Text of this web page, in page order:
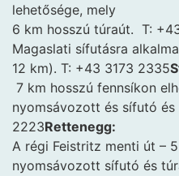
lehetősége, mely
6 km hosszú túraút. T:
Magaslati sífutásra
12 km). T: +43 3173 2335
7 km hosszú fennsíkon
nyomsávozott és sífutó
2223Rettenegg:
A régi Feistritz menti út –
nyomsávozott sífutó és